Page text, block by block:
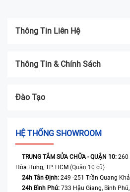
Thông Tin Liên Hệ
Thông Tin & Chính Sách
Đào Tạo
HỆ THỐNG SHOWROOM
TRUNG TÂM SỬA CHỮA - QUẬN 10: 260
Hòa Hưng, TP. HCM (Quận 10 cũ)
24h Tân Định: 249 -251 Trần Quang
24h Bình Phú: 733 Hậu Giang, Bình